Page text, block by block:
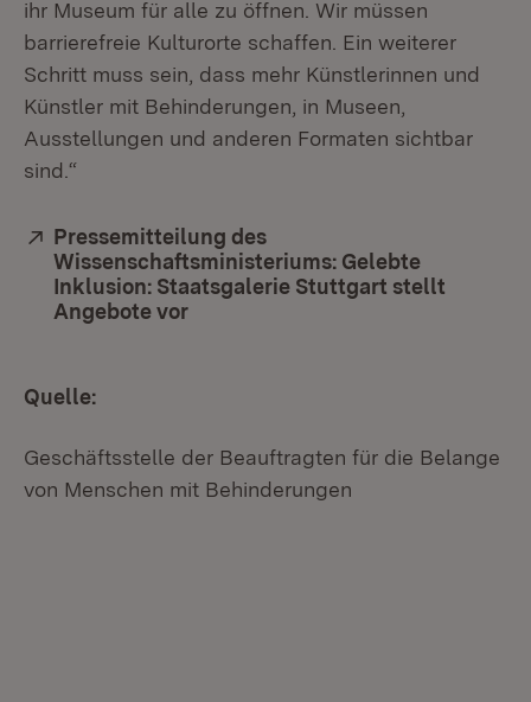
ihr Museum für alle zu öffnen. Wir müssen
barrierefreie Kulturorte schaffen. Ein weiterer
Schritt muss sein, dass mehr Künstlerinnen und
Künstler mit Behinderungen, in Museen,
Ausstellungen und anderen Formaten sichtbar
sind.“
Extern:
Pressemitteilung des
Wissenschaftsministeriums: Gelebte
Inklusion: Staatsgalerie Stuttgart stellt
Angebote vor
Quelle:
Geschäftsstelle der Beauftragten für die Belange
von Menschen mit Behinderungen